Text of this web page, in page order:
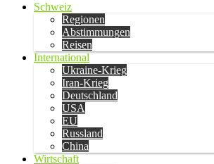
Schweiz
Regionen
Abstimmungen
Reisen
International
Ukraine-Krieg
Iran-Krieg
Deutschland
USA
EU
Russland
China
Wirtschaft